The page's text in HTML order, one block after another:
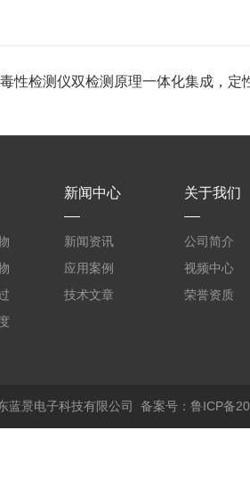
性检测仪双检测原理一体化集成，定
新闻中心
新闻资讯
应用案例
技术文章
关于我们
公司简介
视频中心
荣誉资质
蓝景电子科技有限公司 备案号：鲁ICP备